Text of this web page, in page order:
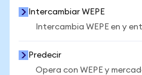
Intercambiar WEPE
Intercambia WEPE en y
Predecir
Opera con WEPE y